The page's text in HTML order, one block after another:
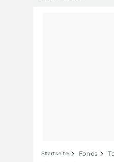
Startseite Fonds